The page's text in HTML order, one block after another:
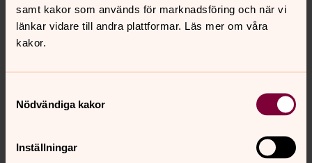
samt kakor som används för marknadsföring och när vi
länkar vidare till andra plattformar. Läs mer om våra
kakor.
Nödvändiga kakor
Inställningar
som är mellan 13-20 år. Vi sjunger blandade låtar,
pop, gospel, visor, mm. Vad vill just DU sjunga? Vi
åker på ungdomskörläger i mars! Kom och prova på
Ungdomskören övar